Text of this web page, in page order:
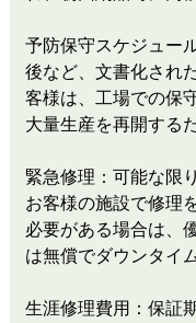
予防保守スケジュー
後など、文書化され
客様は、工場での保
大量生産を再開する
緊急修理：可能な限
お客様の施設で修理
必要がある場合は、
は無償でダウンタイ
生涯修理費用：保証